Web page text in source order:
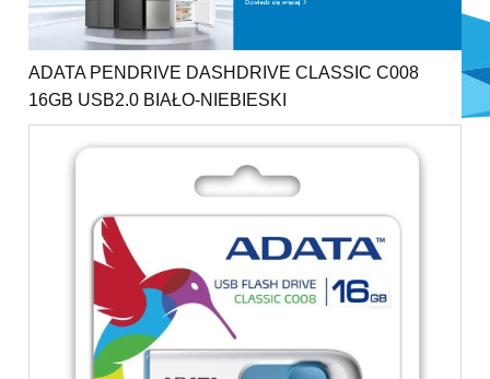
ADATA PENDRIVE DASHDRIVE CLASSIC C008
16GB USB2.0 BIAŁO-NIEBIESKI